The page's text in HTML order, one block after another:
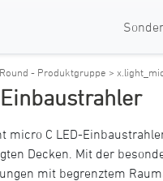
Round - Produktgruppe >
micro C LED-
Decken. Mit der
mit begrenztem